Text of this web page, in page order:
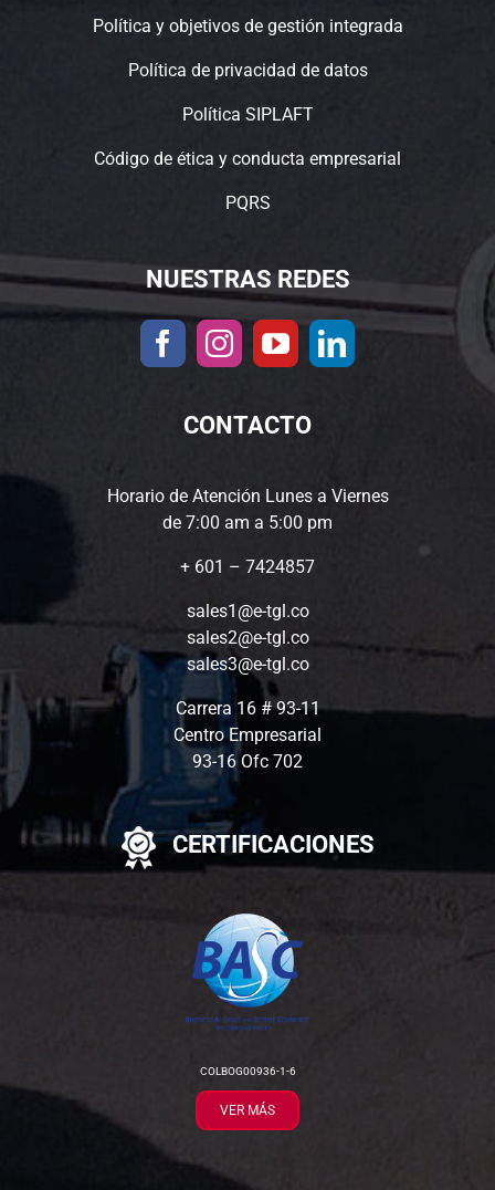
Política y objetivos de gestión integrada
Política de privacidad de datos
Política SIPLAFT
Código de ética y conducta empresarial
PQRS
NUESTRAS REDES
CONTACTO
Horario de Atención Lunes a Viernes
de 7:00 am a 5:00 pm
+ 601 – 7424857
sales1@e-tgl.co
sales2@e-tgl.co
sales3@e-tgl.co
Carrera 16 # 93-11
Centro Empresarial
93-16 Ofc 702
CERTIFICACIONES
COLBOG00936-1-6
VER MÁS